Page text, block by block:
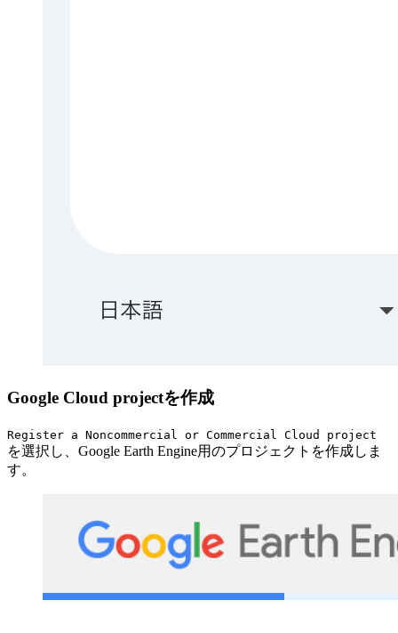
Google Cloud projectを作成
Register a Noncommercial or Commercial Cloud project
を選択し、Google Earth Engine用のプロジェクトを作成しま
す。